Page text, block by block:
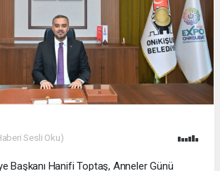
Sesli Oku)
Başkanı Hanifi Toptaş, Anneler Günü